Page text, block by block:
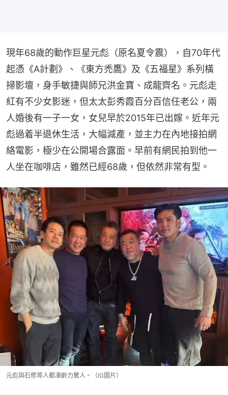
現年68歲的動作巨星元彪（原名夏令震），自70年代
起憑《A計劃》、《東方禿鷹》及《五福星》系列橫
掃影壇，身手敏捷與師兄洪金寶、成龍齊名。元彪走
紅有不少女影迷，但太太彭秀霞百分百信任老公，兩
人婚後有一子一女，女兒早於2015年已出嫁。近年元
彪過着半退休生活，大幅減產，並主力在內地接拍網
絡電影，極少在公開場合露面。早前有網民拍到他一
人坐在咖啡店，雖然已經68歲，但依然非常有型。
元彪與石修等人都凍齡力驚人。（IG圖片）